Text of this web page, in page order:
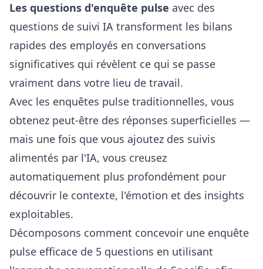
Les questions d'enquête pulse avec des
questions de suivi IA transforment les bilans
rapides des employés en conversations
significatives qui révèlent ce qui se passe
vraiment dans votre lieu de travail.
Avec les enquêtes pulse traditionnelles, vous
obtenez peut-être des réponses superficielles —
mais une fois que vous ajoutez des suivis
alimentés par l'IA, vous creusez
automatiquement plus profondément pour
découvrir le contexte, l'émotion et des insights
exploitables.
Décomposons comment concevoir une enquête
pulse efficace de 5 questions en utilisant